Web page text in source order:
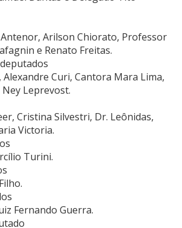
Arilson Chiorato, Professor
e Renato Freitas.
Curi, Cantora Mara Lima,
Leprevost.
Cristina Silvestri, Dr. Leônidas,
Victoria.
Turini.
Fernando Guerra.